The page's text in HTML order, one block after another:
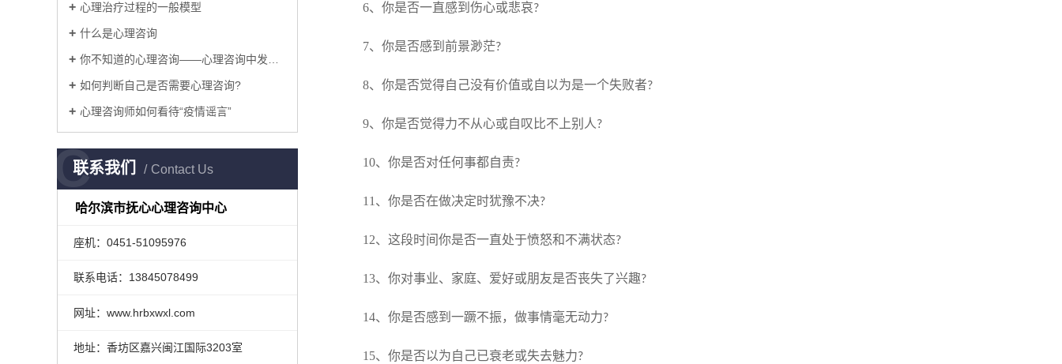
心理治疗过程的一般模型
什么是心理咨询
你不知道的心理咨询——心理咨询中发生了什么？
如何判断自己是否需要心理咨询?
心理咨询师如何看待“疫情谣言”
联系我们 Contact Us
C
哈尔滨市抚心心理咨询中心
座机：0451-51095976
联系电话：13845078499
网址：www.hrbxwxl.com
地址：香坊区嘉兴闽江国际3203室
6、你是否一直感到伤心或悲哀?
7、你是否感到前景渺茫?
8、你是否觉得自己没有价值或自以为是一个失败者?
9、你是否觉得力不从心或自叹比不上别人?
10、你是否对任何事都自责?
11、你是否在做决定时犹豫不决?
12、这段时间你是否一直处于愤怒和不满状态?
13、你对事业、家庭、爱好或朋友是否丧失了兴趣?
14、你是否感到一蹶不振，做事情毫无动力?
15、你是否以为自己已衰老或失去魅力?